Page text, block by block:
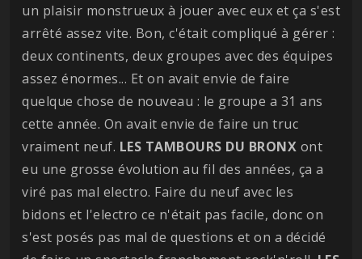
un plaisir monstrueux à jouer avec eux et ça s'est
arrêté assez vite. Bon, c'était compliqué à gérer :
deux continents, deux groupes avec des équipes
assez énormes... Et on avait envie de faire
quelque chose de nouveau : le groupe a 31 ans
cette année. On avait envie de faire un truc
vraiment neuf. LES TAMBOURS DU BRONX ont
eu une grosse évolution au fil des années, ça a
viré pas mal electro. Faire du neuf avec les
bidons et l'electro ce n'était pas facile, donc on
s'est posés pas mal de questions et on a décidé